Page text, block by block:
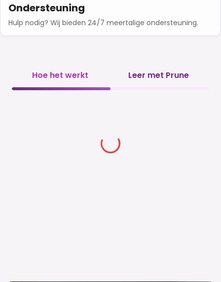
Ondersteuning
Hulp nodig? Wij bieden 24/7 meertalige ondersteuning.
Hoe het werkt Leer met Prune